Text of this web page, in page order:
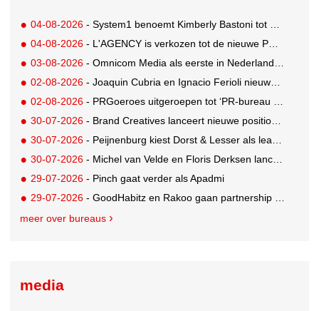
04-08-2026 - System1 benoemt Kimberly Bastoni tot Gobal Chief Commercial Officer
04-08-2026 - L'AGENCY is verkozen tot de nieuwe PR-partner van KoRo
03-08-2026 - Omnicom Media als eerste in Nederland actief met advertenties in ChatGPT
02-08-2026 - Joaquin Cubria en Ignacio Ferioli nieuwe Global CCO’s GUT, Renata Neumann Global Head of Production
02-08-2026 - PRGoeroes uitgeroepen tot ‘PR-bureau van het jaar 2026’
30-07-2026 - Brand Creatives lanceert nieuwe positionering: Create to Celebrate
30-07-2026 - Peijnenburg kiest Dorst & Lesser als lead social agency
30-07-2026 - Michel van Velde en Floris Derksen lanceren I.C.Y. group: drie specialistische bureaus, één visie op groei
29-07-2026 - Pinch gaat verder als Apadmi
29-07-2026 - GoodHabitz en Rakoo gaan partnership aan voor geïntegreerde talentontwikkeling
meer over bureaus
media